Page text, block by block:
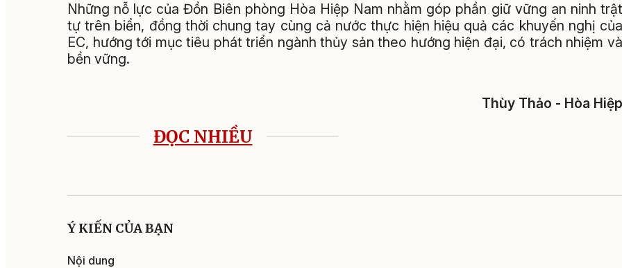
Những nỗ lực của Đồn Biên phòng Hòa Hiệp Nam nhằm góp phần giữ vững an ninh trật
tự trên biển, đồng thời chung tay cùng cả nước thực hiện hiệu quả các khuyến nghị của
EC, hướng tới mục tiêu phát triển ngành thủy sản theo hướng hiện đại, có trách nhiệm và
bền vững.
Thùy Thảo - Hòa Hiệp
ĐỌC NHIỀU
Ý KIẾN CỦA BẠN
Nội dung